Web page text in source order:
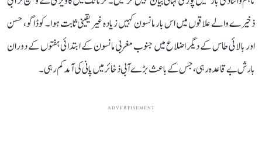
ذخیرے والے علاقوں میں اس بار مانسون کہیں زیادہ غیر یقینی ثابت ہوا۔ کوڈاگو، حسن
اور بالائی طاس کے دیگر اضلاع میں جنوب مغربی مانسون کے ابتدائی ہفتوں کے دوران
بارش بے قاعدہ رہی، جس کے باعث بڑے آبی ذخائر میں پانی کی آمد کم رہی۔
ADVERTISEMENT